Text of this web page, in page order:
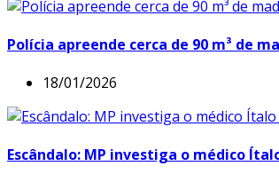
Polícia apreende cerca de 90 m³ de
18/01/2026
Escândalo: MP investiga o médico